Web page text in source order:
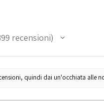
recensioni
quindi dai un'occhiata alle